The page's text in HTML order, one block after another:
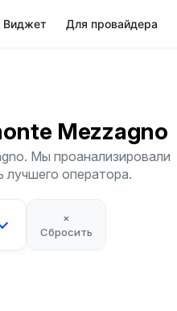
Виджет Для провайдера
Mezzagno
Мы проанализировали
лучшего оператора.
×
Сбросить